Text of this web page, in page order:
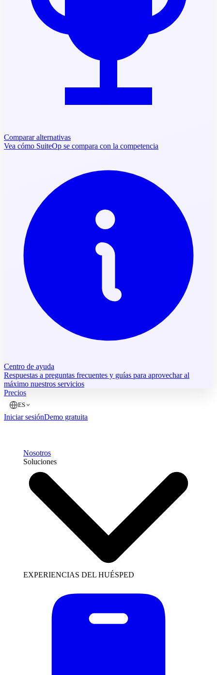
Comparar alternativas
Vea cómo SuiteOp se compara con la competencia
Centro de ayuda
Respuestas a preguntas frecuentes y guías para aprovechar al
máximo nuestros servicios
Precios
ES
Iniciar sesiónDemo gratuita
Nosotros
Soluciones
EXPERIENCIAS DEL HUÉSPED